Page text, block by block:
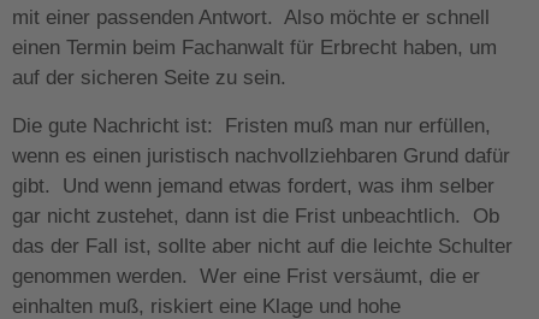
mit einer passenden Antwort. Also möchte er schnell
einen Termin beim Fachanwalt für Erbrecht haben, um
auf der sicheren Seite zu sein.
Die gute Nachricht ist: Fristen muß man nur erfüllen,
wenn es einen juristisch nachvollziehbaren Grund dafür
gibt. Und wenn jemand etwas fordert, was ihm selber
gar nicht zustehet, dann ist die Frist unbeachtlich. Ob
das der Fall ist, sollte aber nicht auf die leichte Schulter
genommen werden. Wer eine Frist versäumt, die er
einhalten muß, riskiert eine Klage und hohe